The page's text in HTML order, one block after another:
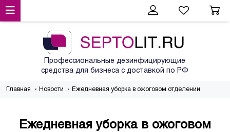
Профессиональные дезинфицирующие
средства для бизнеса с доставкой по РФ
Главная Новости Ежедневная уборка в ожоговом отделении
Ежедневная уборка в ожоговом